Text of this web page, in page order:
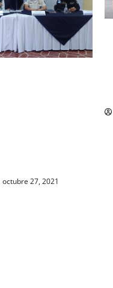
octubre 27, 2021